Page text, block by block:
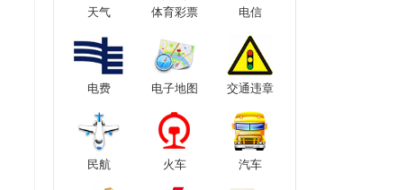
天气 体育彩票 电信
电费 电子地图 交通违章
民航 火车 汽车